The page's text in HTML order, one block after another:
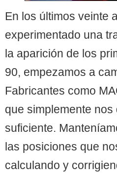
En los últimos veinte
experimentado una
la aparición de los
90, empezamos a
Fabricantes como
que simplemente
suficiente.
las posiciones que
calculando y